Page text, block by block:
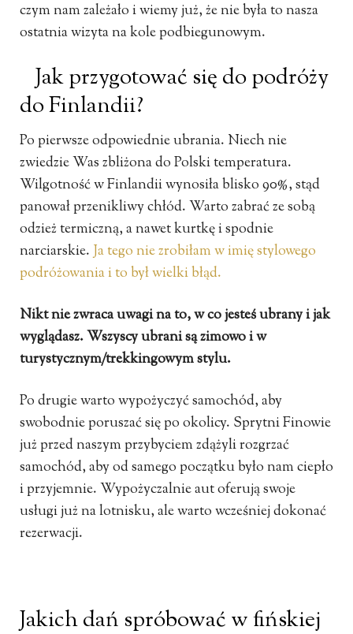
czym nam zależało i wiemy już, że nie była to nasza
ostatnia wizyta na kole podbiegunowym.
Jak przygotować się do podróży
do Finlandii?
Po pierwsze odpowiednie ubrania. Niech nie
zwiedzie Was zbliżona do Polski temperatura.
Wilgotność w Finlandii wynosiła blisko 90%, stąd
panował przenikliwy chłód. Warto zabrać ze sobą
odzież termiczną, a nawet kurtkę i spodnie
narciarskie.Ja tego nie zrobiłam w imię stylowego
podróżowania i to był wielki błąd.
Nikt nie zwraca uwagi na to, w co jesteś ubrany i jak
wyglądasz. Wszyscy ubrani są zimowo i w
turystycznym/trekkingowym stylu.
Po drugie warto wypożyczyć samochód, aby
swobodnie poruszać się po okolicy. Sprytni Finowie
już przed naszym przybyciem zdążyli rozgrzać
samochód, aby od samego początku było nam ciepło
i przyjemnie. Wypożyczalnie aut oferują swoje
usługi już na lotnisku, ale warto wcześniej dokonać
rezerwacji.
Jakich dań spróbować w fińskiej